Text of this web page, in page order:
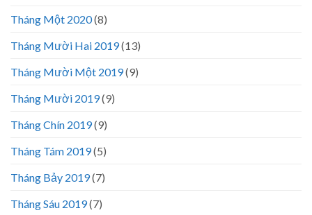
Tháng Một 2020(8)
Tháng Mười Hai 2019(13)
Tháng Mười Một 2019(9)
Tháng Mười 2019(9)
Tháng Chín 2019(9)
Tháng Tám 2019(5)
Tháng Bảy 2019(7)
Tháng Sáu 2019(7)